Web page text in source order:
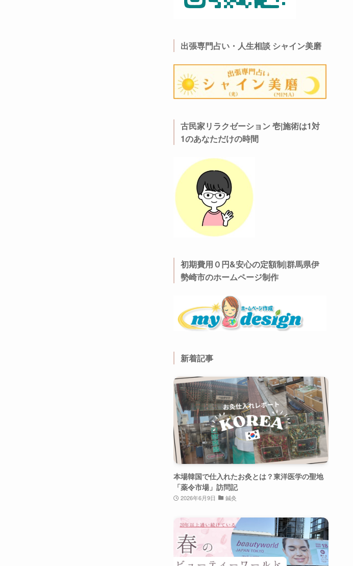
出張専門占い・人生相談 シャイン美磨
古民家リラクゼーション 壱|施術は1対
1のあなただけの時間
初期費用０円&安心の定額制|群馬県伊
勢崎市のホームページ制作
新着記事
本場韓国で仕入れたお灸とは？東洋医学の聖地
「薬令市場」訪問記
2026年6月9日 鍼灸